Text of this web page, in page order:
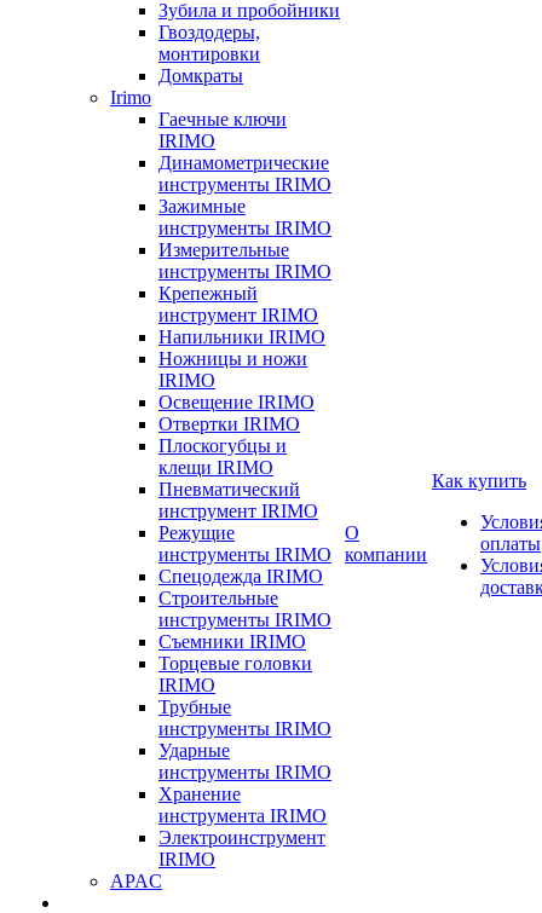
Зубила и пробойники
Гвоздодеры,
монтировки
Домкраты
Irimo
Гаечные ключи
IRIMO
Динамометрические
инструменты IRIMO
Зажимные
инструменты IRIMO
Измерительные
инструменты IRIMO
Крепежный
инструмент IRIMO
Напильники IRIMO
Ножницы и ножи
IRIMO
Освещение IRIMO
Отвертки IRIMO
Плоскогубцы и
клещи IRIMO
Пневматический
инструмент IRIMO
Режущие
инструменты IRIMO
Спецодежда IRIMO
Строительные
инструменты IRIMO
Съемники IRIMO
Торцевые головки
IRIMO
Трубные
инструменты IRIMO
Ударные
инструменты IRIMO
Хранение
инструмента IRIMO
Электроинструмент
IRIMO
APAC
О
компании
Как купить
оплаты